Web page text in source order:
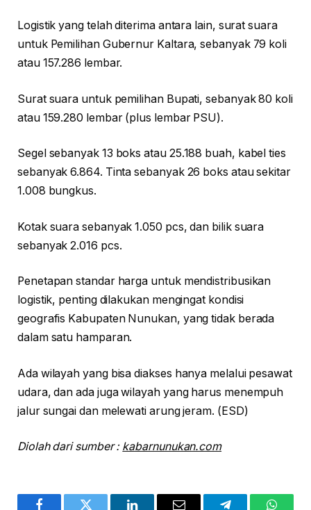
Logistik yang telah diterima antara lain, surat suara
untuk Pemilihan Gubernur Kaltara, sebanyak 79 koli
atau 157.286 lembar.
Surat suara untuk pemilihan Bupati, sebanyak 80 koli
atau 159.280 lembar (plus lembar PSU).
Segel sebanyak 13 boks atau 25.188 buah, kabel ties
sebanyak 6.864. Tinta sebanyak 26 boks atau sekitar
1.008 bungkus.
Kotak suara sebanyak 1.050 pcs, dan bilik suara
sebanyak 2.016 pcs.
Penetapan standar harga untuk mendistribusikan
logistik, penting dilakukan mengingat kondisi
geografis Kabupaten Nunukan, yang tidak berada
dalam satu hamparan.
Ada wilayah yang bisa diakses hanya melalui pesawat
udara, dan ada juga wilayah yang harus menempuh
jalur sungai dan melewati arung jeram. (ESD)
Diolah dari sumber : kabarnunukan.com